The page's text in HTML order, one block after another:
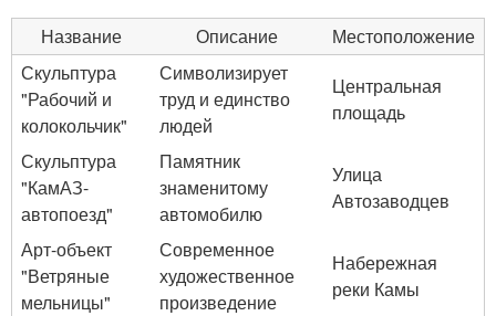
Название Описание
Местоположение
Скульптура
"Рабочий и
колокольчик"
Символизирует
труд и единство
людей
Центральная
площадь
Скульптура
"КамАЗ-
автопоезд"
Памятник
знаменитому
автомобилю
Улица
Автозаводцев
Арт-объект
"Ветряные
мельницы"
Современное
художественное
произведение
Набережная
реки Камы